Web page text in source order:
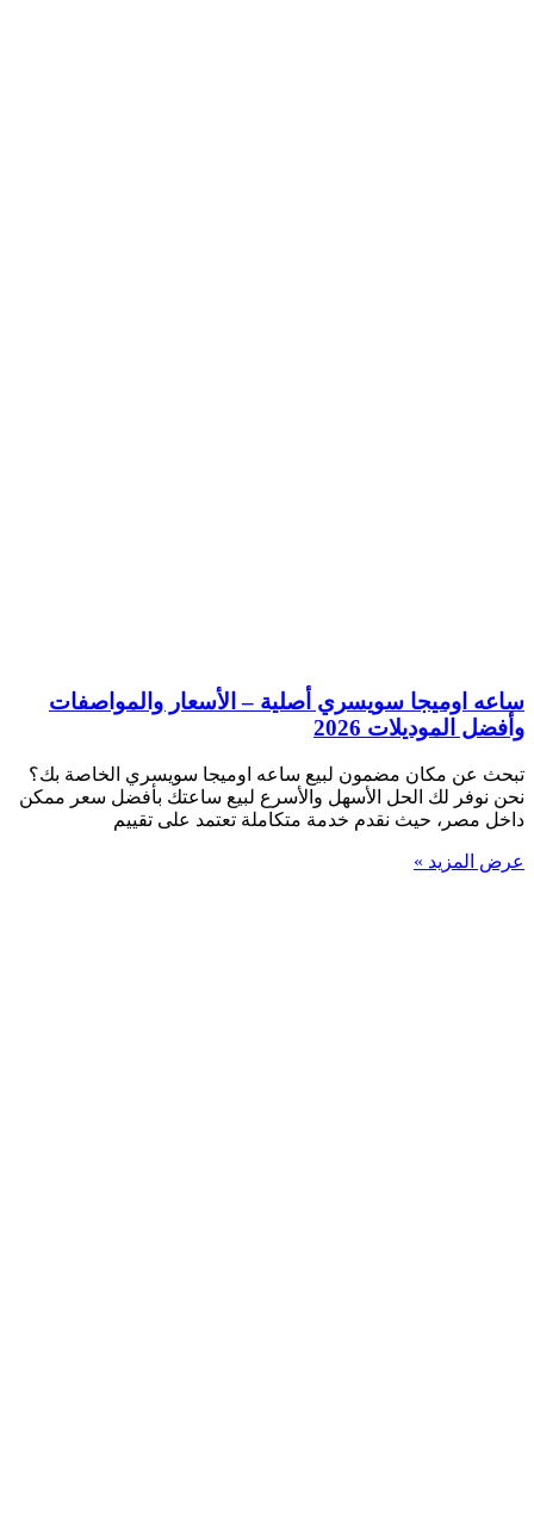
ساعه اوميجا سويسري أصلية – الأسعار والمواصفات
وأفضل الموديلات 2026
تبحث عن مكان مضمون لبيع ساعه اوميجا سويسري الخاصة بك؟
نحن نوفر لك الحل الأسهل والأسرع لبيع ساعتك بأفضل سعر ممكن
داخل مصر، حيث نقدم خدمة متكاملة تعتمد على تقييم
عرض المزيد »